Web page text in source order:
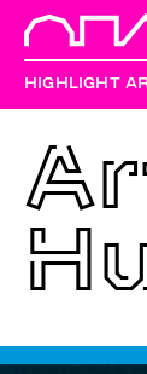
HIGHLIGHT